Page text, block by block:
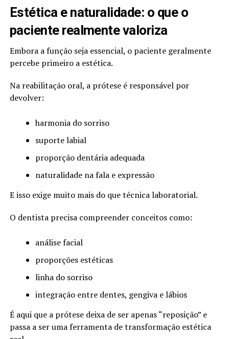
Estética e naturalidade: o que o
paciente realmente valoriza
Embora a função seja essencial, o paciente geralmente
percebe primeiro a estética.
Na reabilitação oral, a prótese é responsável por
devolver:
harmonia do sorriso
suporte labial
proporção dentária adequada
naturalidade na fala e expressão
E isso exige muito mais do que técnica laboratorial.
O dentista precisa compreender conceitos como:
análise facial
proporções estéticas
linha do sorriso
integração entre dentes, gengiva e lábios
É aqui que a prótese deixa de ser apenas “reposição” e
passa a ser uma ferramenta de transformação estética